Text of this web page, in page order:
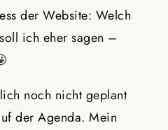
der Website: Welch
ich eher sagen –
noch nicht geplant
der Agenda. Mein